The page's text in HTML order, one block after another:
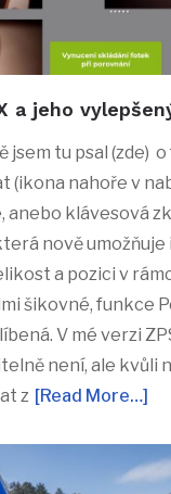
a jeho
jsem tu psal (zde)
(ikona nahoře v
anebo klávesová
nově umožňuje
a pozici v
šikovné, funkce
V mé verzi
není, ale kvůli
z [Read More…]